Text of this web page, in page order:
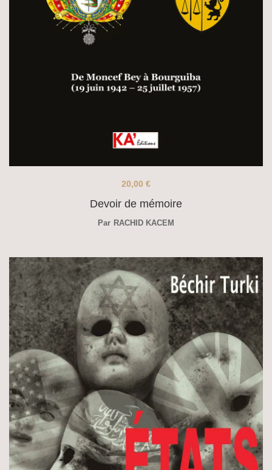
Devoir de mémoire
20,00 €
Par RACHID KACEM